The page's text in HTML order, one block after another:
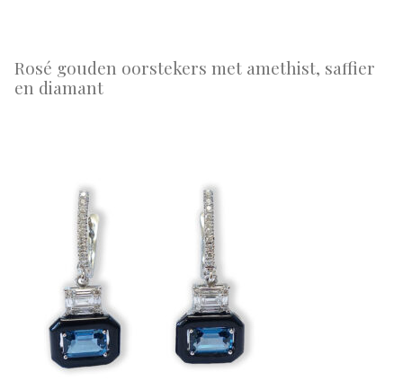
Rosé gouden oorstekers met amethist, saffier
en diamant